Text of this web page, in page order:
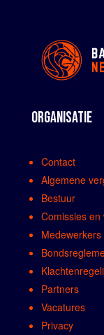
ORGANISATIE
Contact
Algemene
Bestuur
Comissies
Medewerkers
Partners
Vacatures
Privacy